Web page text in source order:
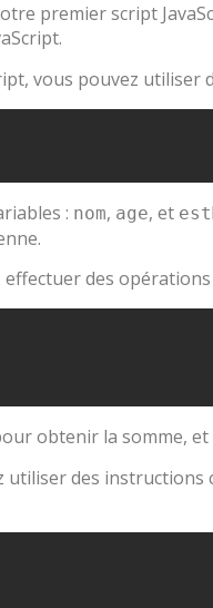
premier script
vous pouvez
: nom, age, et
effectuer des
obtenir la somme,
utiliser des